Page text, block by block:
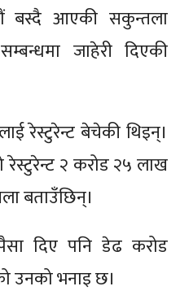
बस्दै आएकी सकुन्तला
जाहेरी दिएकी
रेस्टुरेन्ट बेचेकी थिइन्।
रेस्टुरेन्ट २ करोड २५ लाख
बताउँछिन्।
दिए पनि डेढ करोड
उनको भनाइ छ।